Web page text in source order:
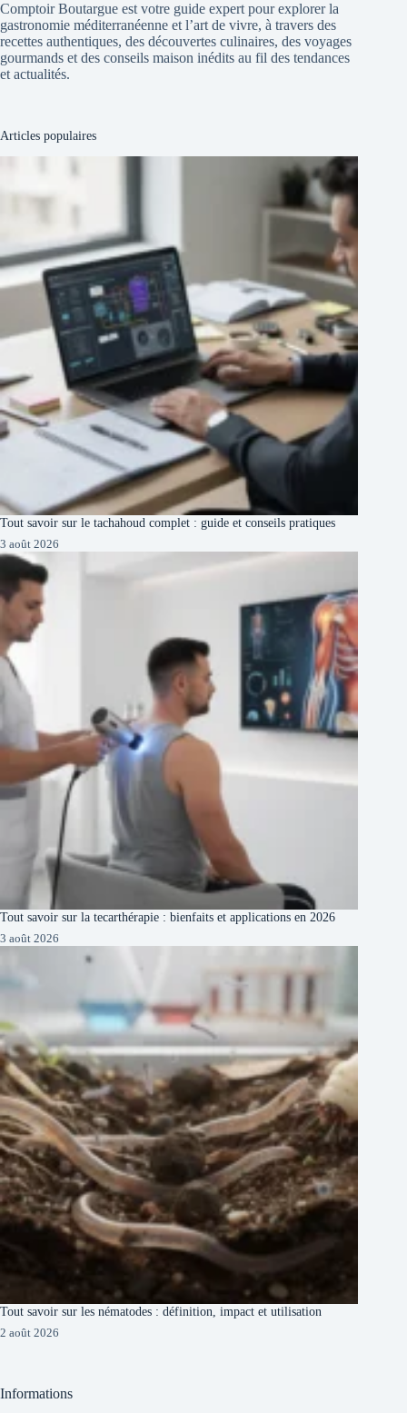
Comptoir Boutargue est votre guide expert pour explorer la
gastronomie méditerranéenne et l’art de vivre, à travers des
recettes authentiques, des découvertes culinaires, des voyages
gourmands et des conseils maison inédits au fil des tendances
et actualités.
Articles populaires
Tout savoir sur le tachahoud complet : guide et conseils pratiques
3 août 2026
Tout savoir sur la tecarthérapie : bienfaits et applications en 2026
3 août 2026
Tout savoir sur les nématodes : définition, impact et utilisation
2 août 2026
Informations